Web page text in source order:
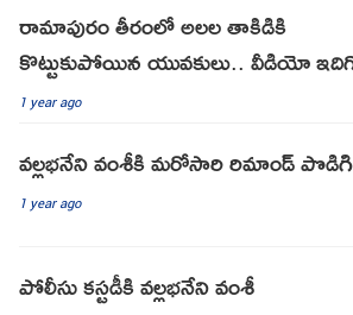
రామాపురం తీరంలో అలల తాకిడికి
కొట్టుకుపోయిన యువకులు.. వీడియో
1 year ago
వల్లభనేని వంశీకి మరోసారి రిమాండ్
1 year ago
పోలీసు క‌స్ట‌డీకి వ‌ల్ల‌భ‌నేని వంశీ